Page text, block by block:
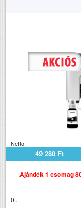
Nettó:
49 280 Ft
Ajándék 1 csomag
0..